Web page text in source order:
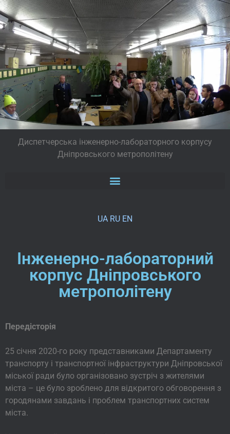
Диспетчерська інженерно-лабораторного корпусу
Дніпровського метрополітену
UA RU EN
Інженерно-лабораторний
корпус Дніпровського
метрополітену
Передісторія
25 січня 2020-го року представниками Департаменту
транспорту і транспортної інфраструктури Дніпровської
міської ради було організовано зустріч з жителями
міста – це було зроблено для відкритого обговорення з
городянами завдань і проблем транспортних систем
міста.